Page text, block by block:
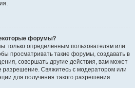
форумы?
только определённым пользователям или
просматривать такие форумы, создавать в
совершать другие действия, вам может
разрешение. Свяжитесь с модератором или
для получения такого разрешения.